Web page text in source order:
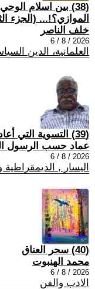
(38) بين اسلام
الموازي؟!... (الجزء
خلف الناصر
2026 / 8 / 6
العلمانية، الدين
(39) التسوية التي أعادت إنتاج اختلال القوة
عماد حسب الرسول
2026 / 8 / 6
اليسار ,
(40) سحر العناق
محمد الهنبوت
2026 / 8 / 6
الادب والفن